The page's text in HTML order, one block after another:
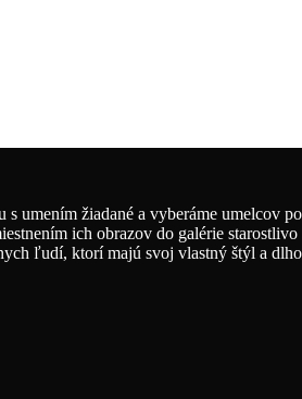
umením žiadané a vyberáme umelcov
ich obrazov do galérie
ľudí, ktorí majú svoj vlastný štýl a